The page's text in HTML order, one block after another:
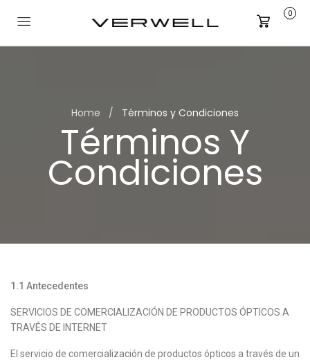
Carrito
0
Home Términos y Condiciones
Términos Y
Condiciones
1.1 Antecedentes
SERVICIOS DE COMERCIALIZACIÓN DE PRODUCTOS ÓPTICOS A
TRAVÉS DE INTERNET
El servicio de comercialización de productos ópticos a través de un